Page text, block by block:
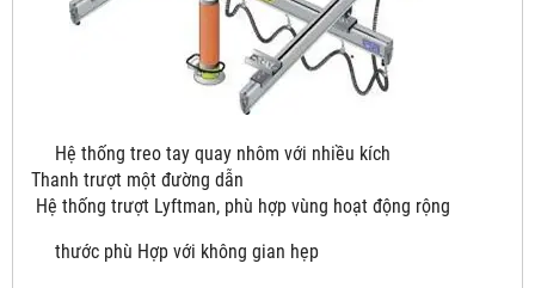
Hệ thống treo tay quay nhôm với nhiều kích
Thanh trượt một đường dẫn
Hệ thống trượt Lyftman, phù hợp vùng hoạt động rộng
thước phù Hợp với không gian hẹp